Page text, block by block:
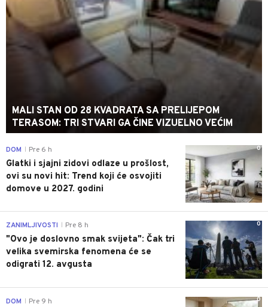
MALI STAN OD 28 KVADRATA SA PRELIJEPOM
TERASOM: TRI STVARI GA ČINE VIZUELNO VEĆIM
0
DOM Pre 6 h
Glatki i sjajni zidovi odlaze u prošlost,
ovi su novi hit: Trend koji će osvojiti
domove u 2027. godini
0
ZANIMLJIVOSTI Pre 8 h
"Ovo je doslovno smak svijeta": Čak tri
velika svemirska fenomena će se
odigrati 12. avgusta
0
DOM Pre 9 h